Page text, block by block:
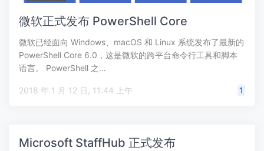
微软正式发布 PowerShell Core
微软已经面向 Windows、macOS 和 Linux 系统发布了最新的
PowerShell Core 6.0，这是微软的跨平台命令行工具和脚本
语言。 PowerShell 之…
2018 年 1 月 12 日, 11:44 上午 1
Microsoft StaffHub 正式发布